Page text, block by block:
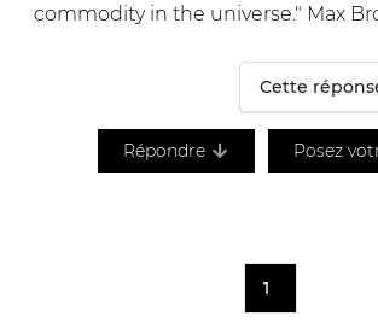
commodity in the universe." Max
Cette
Répondre Posez
1